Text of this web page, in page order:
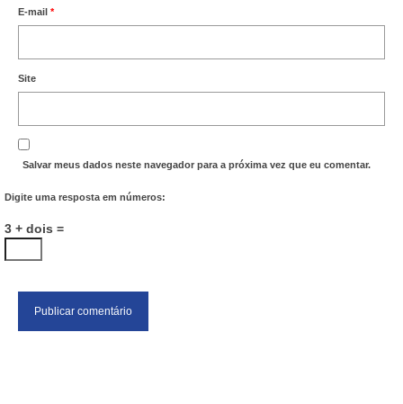
E-mail *
Site
Salvar meus dados neste navegador para a próxima vez que eu comentar.
Digite uma resposta em números:
3 + dois =